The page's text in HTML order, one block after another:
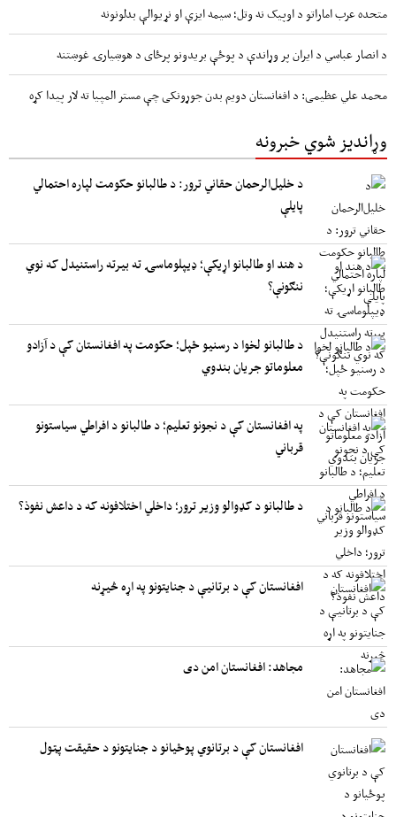
متحده عرب اماراتو د اوپیک نه وتل؛ سیمه ایزې او نړیوالې بدلونونه
د انصار عباسي د ایران پر وړاندې د پوځې بریدونو پرځای د هوښیارۍ غوښتنه
محمد علي عظیمی: د افغانستان دویم بدن جوړونکی چې مستر المپیا ته لار پیدا کړه
وړاندیز شوي خبرونه
د خلیل‌الرحمان حقاني ترور: د طالبانو حکومت لپاره احتمالي
پایلې
د هند او طالبانو اړیکې؛ ډیپلوماسۍ ته بیرته راستنیدل که نوي
ننګونې؟
د طالبانو لخوا د رسنیو ځپل؛ حکومت په افغانستان کې د آزادو
معلوماتو جریان بندوي
په افغانستان کې د نجونو تعلیم؛ د طالبانو د افراطي سیاستونو
قرباني
د طالبانو د کډوالو وزیر ترور؛ داخلي اختلافونه که د داعش نفوذ؟
افغانستان کې د برتانیې د جنایتونو په اړه څیړنه
مجاهد: افغانستان امن دی
افغانستان کې د برتانوي پوځیانو د جنایتونو د حقیقت پټول